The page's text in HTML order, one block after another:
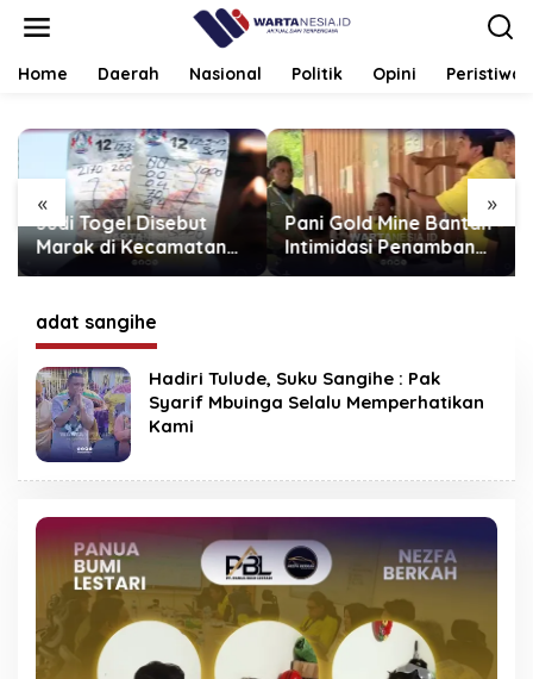
Home Daerah Nasional Politik Opini Peristiwa
« »
Judi Togel Disebut
Marak di Kecamatan
Paguat, Masyarakat
Pani Gold Mine Bantah
Intimidasi Penambang
Tradisional, Begini
adat sangihe
Hadiri Tulude, Suku Sangihe : Pak
Syarif Mbuinga Selalu Memperhatikan
Kami